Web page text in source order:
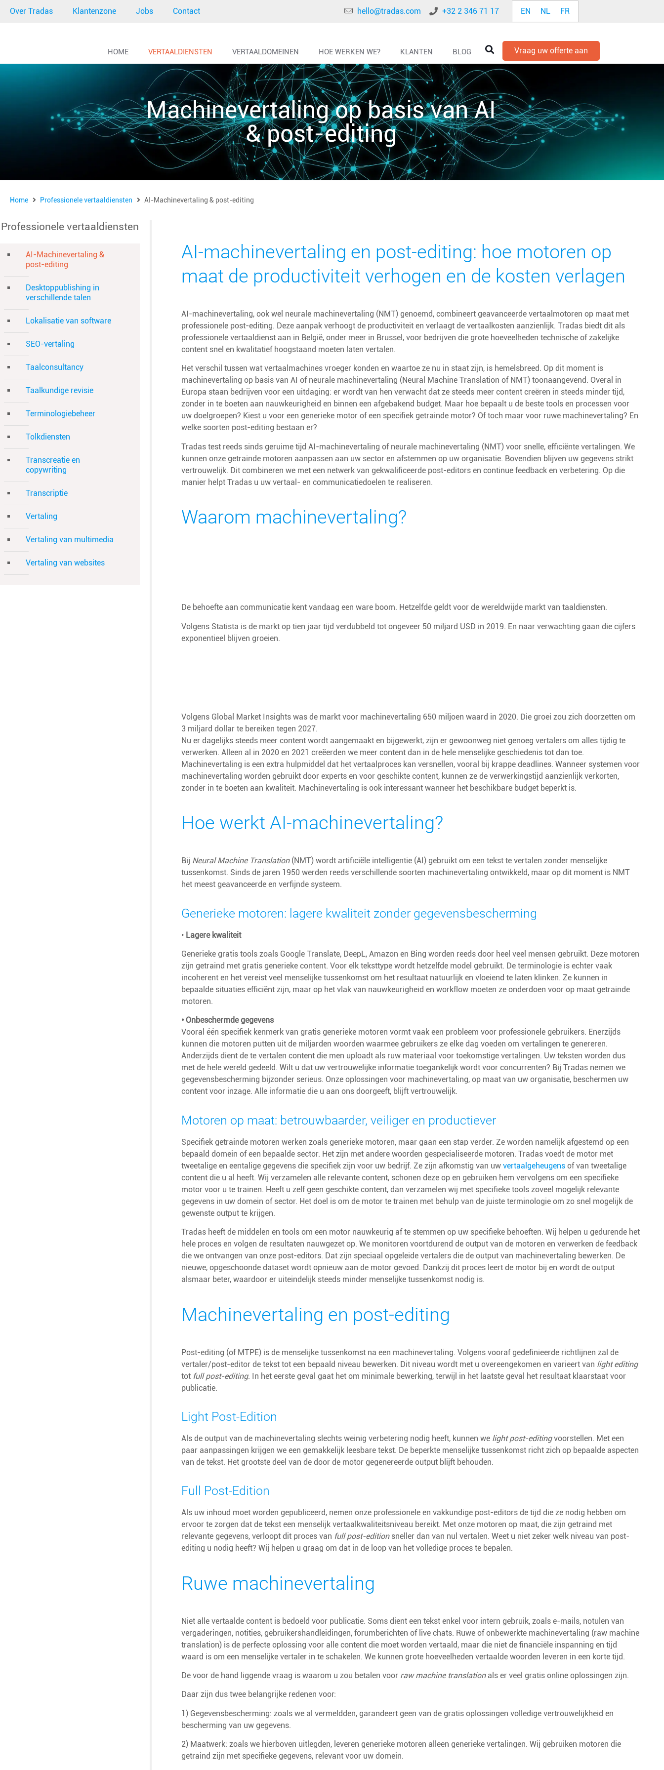
Over Tradas Klantenzone Jobs Contact hello@tradas.com +32 2 346 71 17 EN NL FR
HOME VERTAALDIENSTEN VERTAALDOMEINEN HOE WERKEN WE? KLANTEN BLOG Vraag uw offerte aan
Machinevertaling op basis van AI
& post-editing
Home Professionele vertaaldiensten AI-Machinevertaling & post-editing
Professionele vertaaldiensten
AI-Machinevertaling &
post-editing
Desktoppublishing in
verschillende talen
Lokalisatie van software
SEO-vertaling
Taalconsultancy
Taalkundige revisie
Terminologiebeheer
Tolkdiensten
Transcreatie en
copywriting
Transcriptie
Vertaling
Vertaling van multimedia
Vertaling van websites
AI-machinevertaling en post-editing: hoe motoren op
maat de productiviteit verhogen en de kosten verlagen
AI-machinevertaling, ook wel neurale machinevertaling (NMT) genoemd, combineert geavanceerde vertaalmotoren op maat met
professionele post-editing. Deze aanpak verhoogt de productiviteit en verlaagt de vertaalkosten aanzienlijk. Tradas biedt dit als
professionele vertaaldienst aan in België, onder meer in Brussel, voor bedrijven die grote hoeveelheden technische of zakelijke
content snel en kwalitatief hoogstaand moeten laten vertalen.
Het verschil tussen wat vertaalmachines vroeger konden en waartoe ze nu in staat zijn, is hemelsbreed. Op dit moment is
machinevertaling op basis van AI of neurale machinevertaling (Neural Machine Translation of NMT) toonaangevend. Overal in
Europa staan bedrijven voor een uitdaging: er wordt van hen verwacht dat ze steeds meer content creëren in steeds minder tijd,
zonder in te boeten aan nauwkeurigheid en binnen een afgebakend budget. Maar hoe bepaalt u de beste tools en processen voor
uw doelgroepen? Kiest u voor een generieke motor of een specifiek getrainde motor? Of toch maar voor ruwe machinevertaling? En
welke soorten post-editing bestaan er?
Tradas test reeds sinds geruime tijd AI-machinevertaling of neurale machinevertaling (NMT) voor snelle, efficiënte vertalingen. We
kunnen onze getrainde motoren aanpassen aan uw sector en afstemmen op uw organisatie. Bovendien blijven uw gegevens strikt
vertrouwelijk. Dit combineren we met een netwerk van gekwalificeerde post-editors en continue feedback en verbetering. Op die
manier helpt Tradas u uw vertaal- en communicatiedoelen te realiseren.
Waarom machinevertaling?
De behoefte aan communicatie kent vandaag een ware boom. Hetzelfde geldt voor de wereldwijde markt van taaldiensten.
Volgens Statista is de markt op tien jaar tijd verdubbeld tot ongeveer 50 miljard USD in 2019. En naar verwachting gaan die cijfers
exponentieel blijven groeien.
Volgens Global Market Insights was de markt voor machinevertaling 650 miljoen waard in 2020. Die groei zou zich doorzetten om
3 miljard dollar te bereiken tegen 2027.
Nu er dagelijks steeds meer content wordt aangemaakt en bijgewerkt, zijn er gewoonweg niet genoeg vertalers om alles tijdig te
verwerken. Alleen al in 2020 en 2021 creëerden we meer content dan in de hele menselijke geschiedenis tot dan toe.
Machinevertaling is een extra hulpmiddel dat het vertaalproces kan versnellen, vooral bij krappe deadlines. Wanneer systemen voor
machinevertaling worden gebruikt door experts en voor geschikte content, kunnen ze de verwerkingstijd aanzienlijk verkorten,
zonder in te boeten aan kwaliteit. Machinevertaling is ook interessant wanneer het beschikbare budget beperkt is.
Hoe werkt AI-machinevertaling?
Bij Neural Machine Translation(NMT) wordt artificiële intelligentie (AI) gebruikt om een tekst te vertalen zonder menselijke
tussenkomst. Sinds de jaren 1950 werden reeds verschillende soorten machinevertaling ontwikkeld, maar op dit moment is NMT
het meest geavanceerde en verfijnde systeem.
Generieke motoren: lagere kwaliteit zonder gegevensbescherming
• Lagere kwaliteit
Generieke gratis tools zoals Google Translate, DeepL, Amazon en Bing worden reeds door heel veel mensen gebruikt. Deze motoren
zijn getraind met gratis generieke content. Voor elk teksttype wordt hetzelfde model gebruikt. De terminologie is echter vaak
incoherent en het vereist veel menselijke tussenkomst om het resultaat natuurlijk en vloeiend te laten klinken. Ze kunnen in
bepaalde situaties efficiënt zijn, maar op het vlak van nauwkeurigheid en workflow moeten ze onderdoen voor op maat getrainde
motoren.
• Onbeschermde gegevens
Vooral één specifiek kenmerk van gratis generieke motoren vormt vaak een probleem voor professionele gebruikers. Enerzijds
kunnen die motoren putten uit de miljarden woorden waarmee gebruikers ze elke dag voeden om vertalingen te genereren.
Anderzijds dient de te vertalen content die men uploadt als ruw materiaal voor toekomstige vertalingen. Uw teksten worden dus
met de hele wereld gedeeld. Wilt u dat uw vertrouwelijke informatie toegankelijk wordt voor concurrenten? Bij Tradas nemen we
gegevensbescherming bijzonder serieus. Onze oplossingen voor machinevertaling, op maat van uw organisatie, beschermen uw
content voor inzage. Alle informatie die u aan ons doorgeeft, blijft vertrouwelijk.
Motoren op maat: betrouwbaarder, veiliger en productiever
Specifiek getrainde motoren werken zoals generieke motoren, maar gaan een stap verder. Ze worden namelijk afgestemd op een
bepaald domein of een bepaalde sector. Het zijn met andere woorden gespecialiseerde motoren. Tradas voedt de motor met
tweetalige en eentalige gegevens die specifiek zijn voor uw bedrijf. Ze zijn afkomstig van uwvertaalgeheugens of van tweetalige
content die u al heeft. Wij verzamelen alle relevante content, schonen deze op en gebruiken hem vervolgens om een specifieke
motor voor u te trainen. Heeft u zelf geen geschikte content, dan verzamelen wij met specifieke tools zoveel mogelijk relevante
gegevens in uw domein of sector. Het doel is om de motor te trainen met behulp van de juiste terminologie om zo snel mogelijk de
gewenste output te krijgen.
Tradas heeft de middelen en tools om een motor nauwkeurig af te stemmen op uw specifieke behoeften. Wij helpen u gedurende het
hele proces en volgen de resultaten nauwgezet op. We monitoren voortdurend de output van de motoren en verwerken de feedback
die we ontvangen van onze post-editors. Dat zijn speciaal opgeleide vertalers die de output van machinevertaling bewerken. De
nieuwe, opgeschoonde dataset wordt opnieuw aan de motor gevoed. Dankzij dit proces leert de motor bij en wordt de output
alsmaar beter, waardoor er uiteindelijk steeds minder menselijke tussenkomst nodig is.
Machinevertaling en post-editing
Post-editing (of MTPE) is de menselijke tussenkomst na een machinevertaling. Volgens vooraf gedefinieerde richtlijnen zal de
vertaler/post-editor de tekst tot een bepaald niveau bewerken. Dit niveau wordt met u overeengekomen en varieert van light editing
tot full post-editing. In het eerste geval gaat het om minimale bewerking, terwijl in het laatste geval het resultaat klaarstaat voor
publicatie.
Light Post-Edition
Als de output van de machinevertaling slechts weinig verbetering nodig heeft, kunnen we light post-editingvoorstellen. Met een
paar aanpassingen krijgen we een gemakkelijk leesbare tekst. De beperkte menselijke tussenkomst richt zich op bepaalde aspecten
van de tekst. Het grootste deel van de door de motor gegenereerde output blijft behouden.
Full Post-Edition
Als uw inhoud moet worden gepubliceerd, nemen onze professionele en vakkundige post-editors de tijd die ze nodig hebben om
ervoor te zorgen dat de tekst een menselijk vertaalkwaliteitsniveau bereikt. Met onze motoren op maat, die zijn getraind met
relevante gegevens, verloopt dit proces van full post-editionsneller dan van nul vertalen. Weet u niet zeker welk niveau van post-
editing u nodig heeft? Wij helpen u graag om dat in de loop van het volledige proces te bepalen.
Ruwe machinevertaling
Niet alle vertaalde content is bedoeld voor publicatie. Soms dient een tekst enkel voor intern gebruik, zoals e-mails, notulen van
vergaderingen, notities, gebruikershandleidingen, forumberichten of live chats. Ruwe of onbewerkte machinevertaling (raw machine
translation) is de perfecte oplossing voor alle content die moet worden vertaald, maar die niet de financiële inspanning en tijd
waard is om een menselijke vertaler in te schakelen. We kunnen grote hoeveelheden vertaalde woorden leveren in een korte tijd.
De voor de hand liggende vraag is waarom u zou betalen voor raw machine translationals er veel gratis online oplossingen zijn.
Daar zijn dus twee belangrijke redenen voor:
1) Gegevensbescherming: zoals we al vermeldden, garandeert geen van de gratis oplossingen volledige vertrouwelijkheid en
bescherming van uw gegevens.
2) Maatwerk: zoals we hierboven uitlegden, leveren generieke motoren alleen generieke vertalingen. Wij gebruiken motoren die
getraind zijn met specifieke gegevens, relevant voor uw domein.